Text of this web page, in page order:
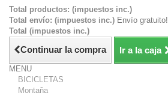
Total productos: (impuestos inc.)
Total envío: (impuestos inc.) Envío gratuito!
Total (impuestos inc.)
Continuar la compra Ir a la caja
MENU
BICICLETAS
Montaña